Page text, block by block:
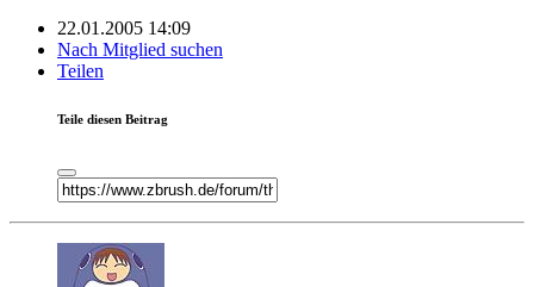
22.01.2005 14:09
Nach Mitglied suchen
Teilen
Teile diesen Beitrag